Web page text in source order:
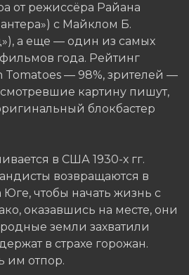
от режиссёра Райана
с Майклом Б.
а еще — один из самых
года. Рейтинг
Tomatoes — 98%, зрителей —
картину пишут,
блокбастер
в США 1930-х гг.
возвращаются в
чтобы начать жизнь с
оказавшись на месте, они
земли захватили
в страхе горожан.
им отпор.